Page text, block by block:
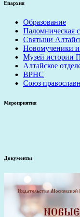
Епархия
Образование
Паломническая
Святыни
Новомученики
Музей истории
Алтайское
ВРНС
Союз
Мероприятия
Документы